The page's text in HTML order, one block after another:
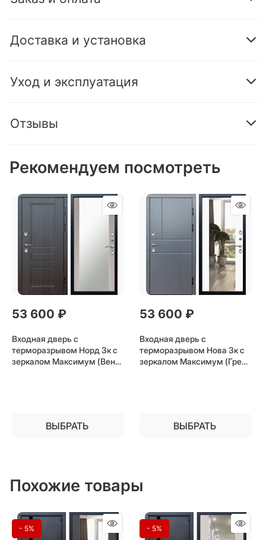
Доставка и установка
Уход и эксплуатация
Отзывы
Рекомендуем посмотреть
53 600 ₽
Входная дверь с
терморазрывом Норд 3к с
зеркалом Максимум (Венге
ВЫБРАТЬ
53 600 ₽
Входная дверь с
терморазрывом Нова 3к с
зеркалом Максимум (Грей /
ВЫБРАТЬ
Похожие товары
- 5% - 5%